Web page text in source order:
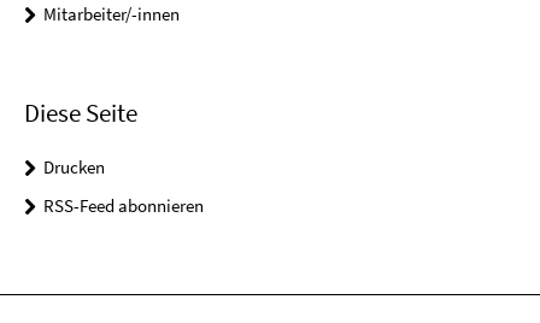
Mitarbeiter/-innen
Diese Seite
Drucken
RSS-Feed abonnieren